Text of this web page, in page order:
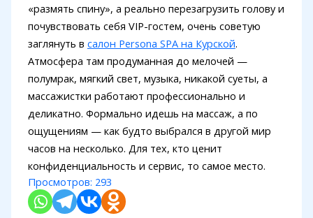
«размять спину», а реально перезагрузить голову и
почувствовать себя VIP-гостем, очень советую
заглянуть в салон Persona SPA на Курской.
Атмосфера там продуманная до мелочей —
полумрак, мягкий свет, музыка, никакой суеты, а
массажистки работают профессионально и
деликатно. Формально идешь на массаж, а по
ощущениям — как будто выбрался в другой мир
часов на несколько. Для тех, кто ценит
конфиденциальность и сервис, то самое место.
Просмотров: 293